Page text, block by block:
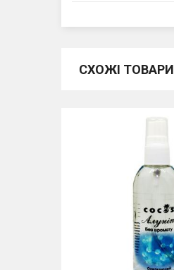
СХОЖІ ТОВАРИ